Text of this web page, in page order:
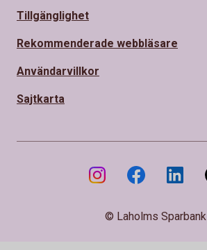
Tillgänglighet
Rekommenderade webbläsare
Användarvillkor
Sajtkarta
© Laholms Sparbank